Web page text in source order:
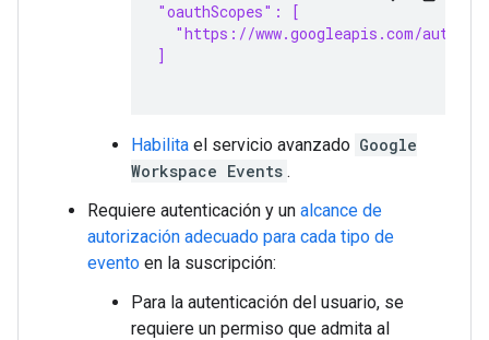
"oauthScopes": [
"https://www.googleapis.com/auth/
]
Habilita el servicio avanzado Google
Workspace Events .
Requiere autenticación y un alcance de
autorización adecuado para cada tipo de
evento en la suscripción:
Para la autenticación del usuario, se
requiere un permiso que admita al